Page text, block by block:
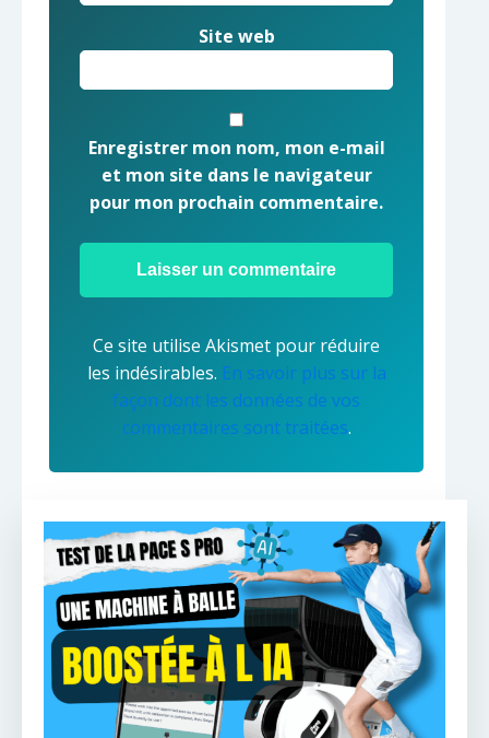
Site web
Enregistrer mon nom, mon e-mail
et mon site dans le navigateur
pour mon prochain commentaire.
Ce site utilise Akismet pour réduire
les indésirables. En savoir plus sur la
façon dont les données de vos
commentaires sont traitées.